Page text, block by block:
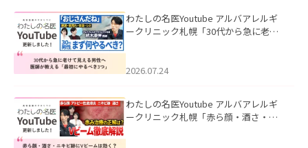
わたしの名医Youtube アルバアレルギ
ークリニック札幌「30代から急に老け
た。
2026.07.24
わたしの名医Youtube アルバアレルギ
ークリニック札幌「赤ら顔・酒さ・ニ